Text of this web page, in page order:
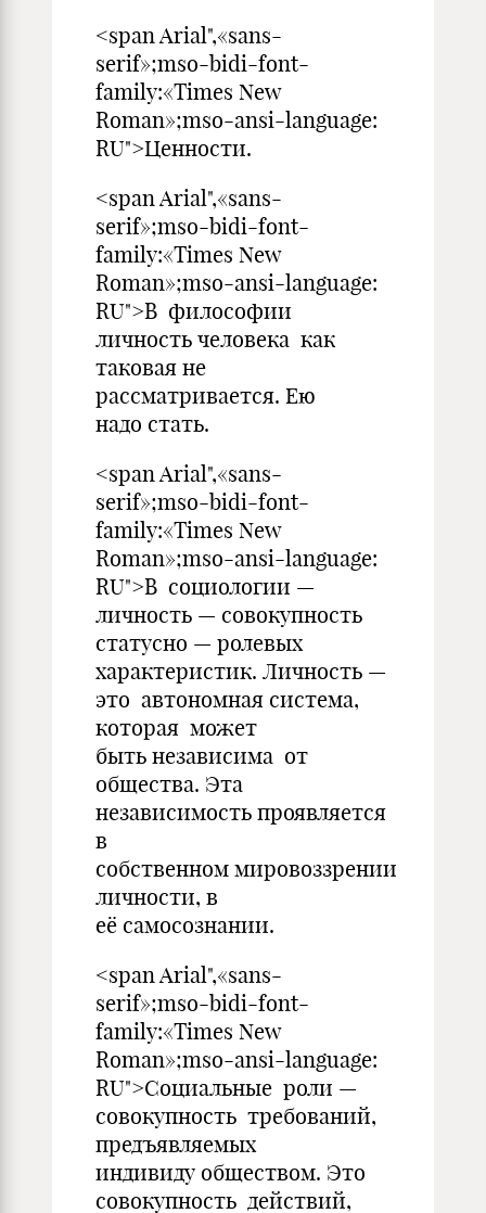
<span Arial",«sans-
serif»;mso-bidi-font-
family:«Times New
Roman»;mso-ansi-language:
RU">Ценности.
<span Arial",«sans-
serif»;mso-bidi-font-
family:«Times New
Roman»;mso-ansi-language:
RU">В философии
личность человека как
таковая не
рассматривается. Ею
надо стать.
<span Arial",«sans-
serif»;mso-bidi-font-
family:«Times New
Roman»;mso-ansi-language:
RU">В социологии —
личность — совокупность
статусно — ролевых
характеристик. Личность —
это автономная система,
которая может
быть независима от
общества. Эта
независимость проявляется
в
собственном мировоззрении
личности, в
её самосознании.
<span Arial",«sans-
serif»;mso-bidi-font-
family:«Times New
Roman»;mso-ansi-language:
RU">Социальные роли —
совокупность требований,
предъявляемых
индивиду обществом. Это
совокупность действий,